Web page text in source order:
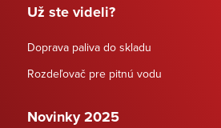
Už ste videli?
Doprava paliva do skladu
Rozdeľovač pre pitnú vodu
Novinky 2025